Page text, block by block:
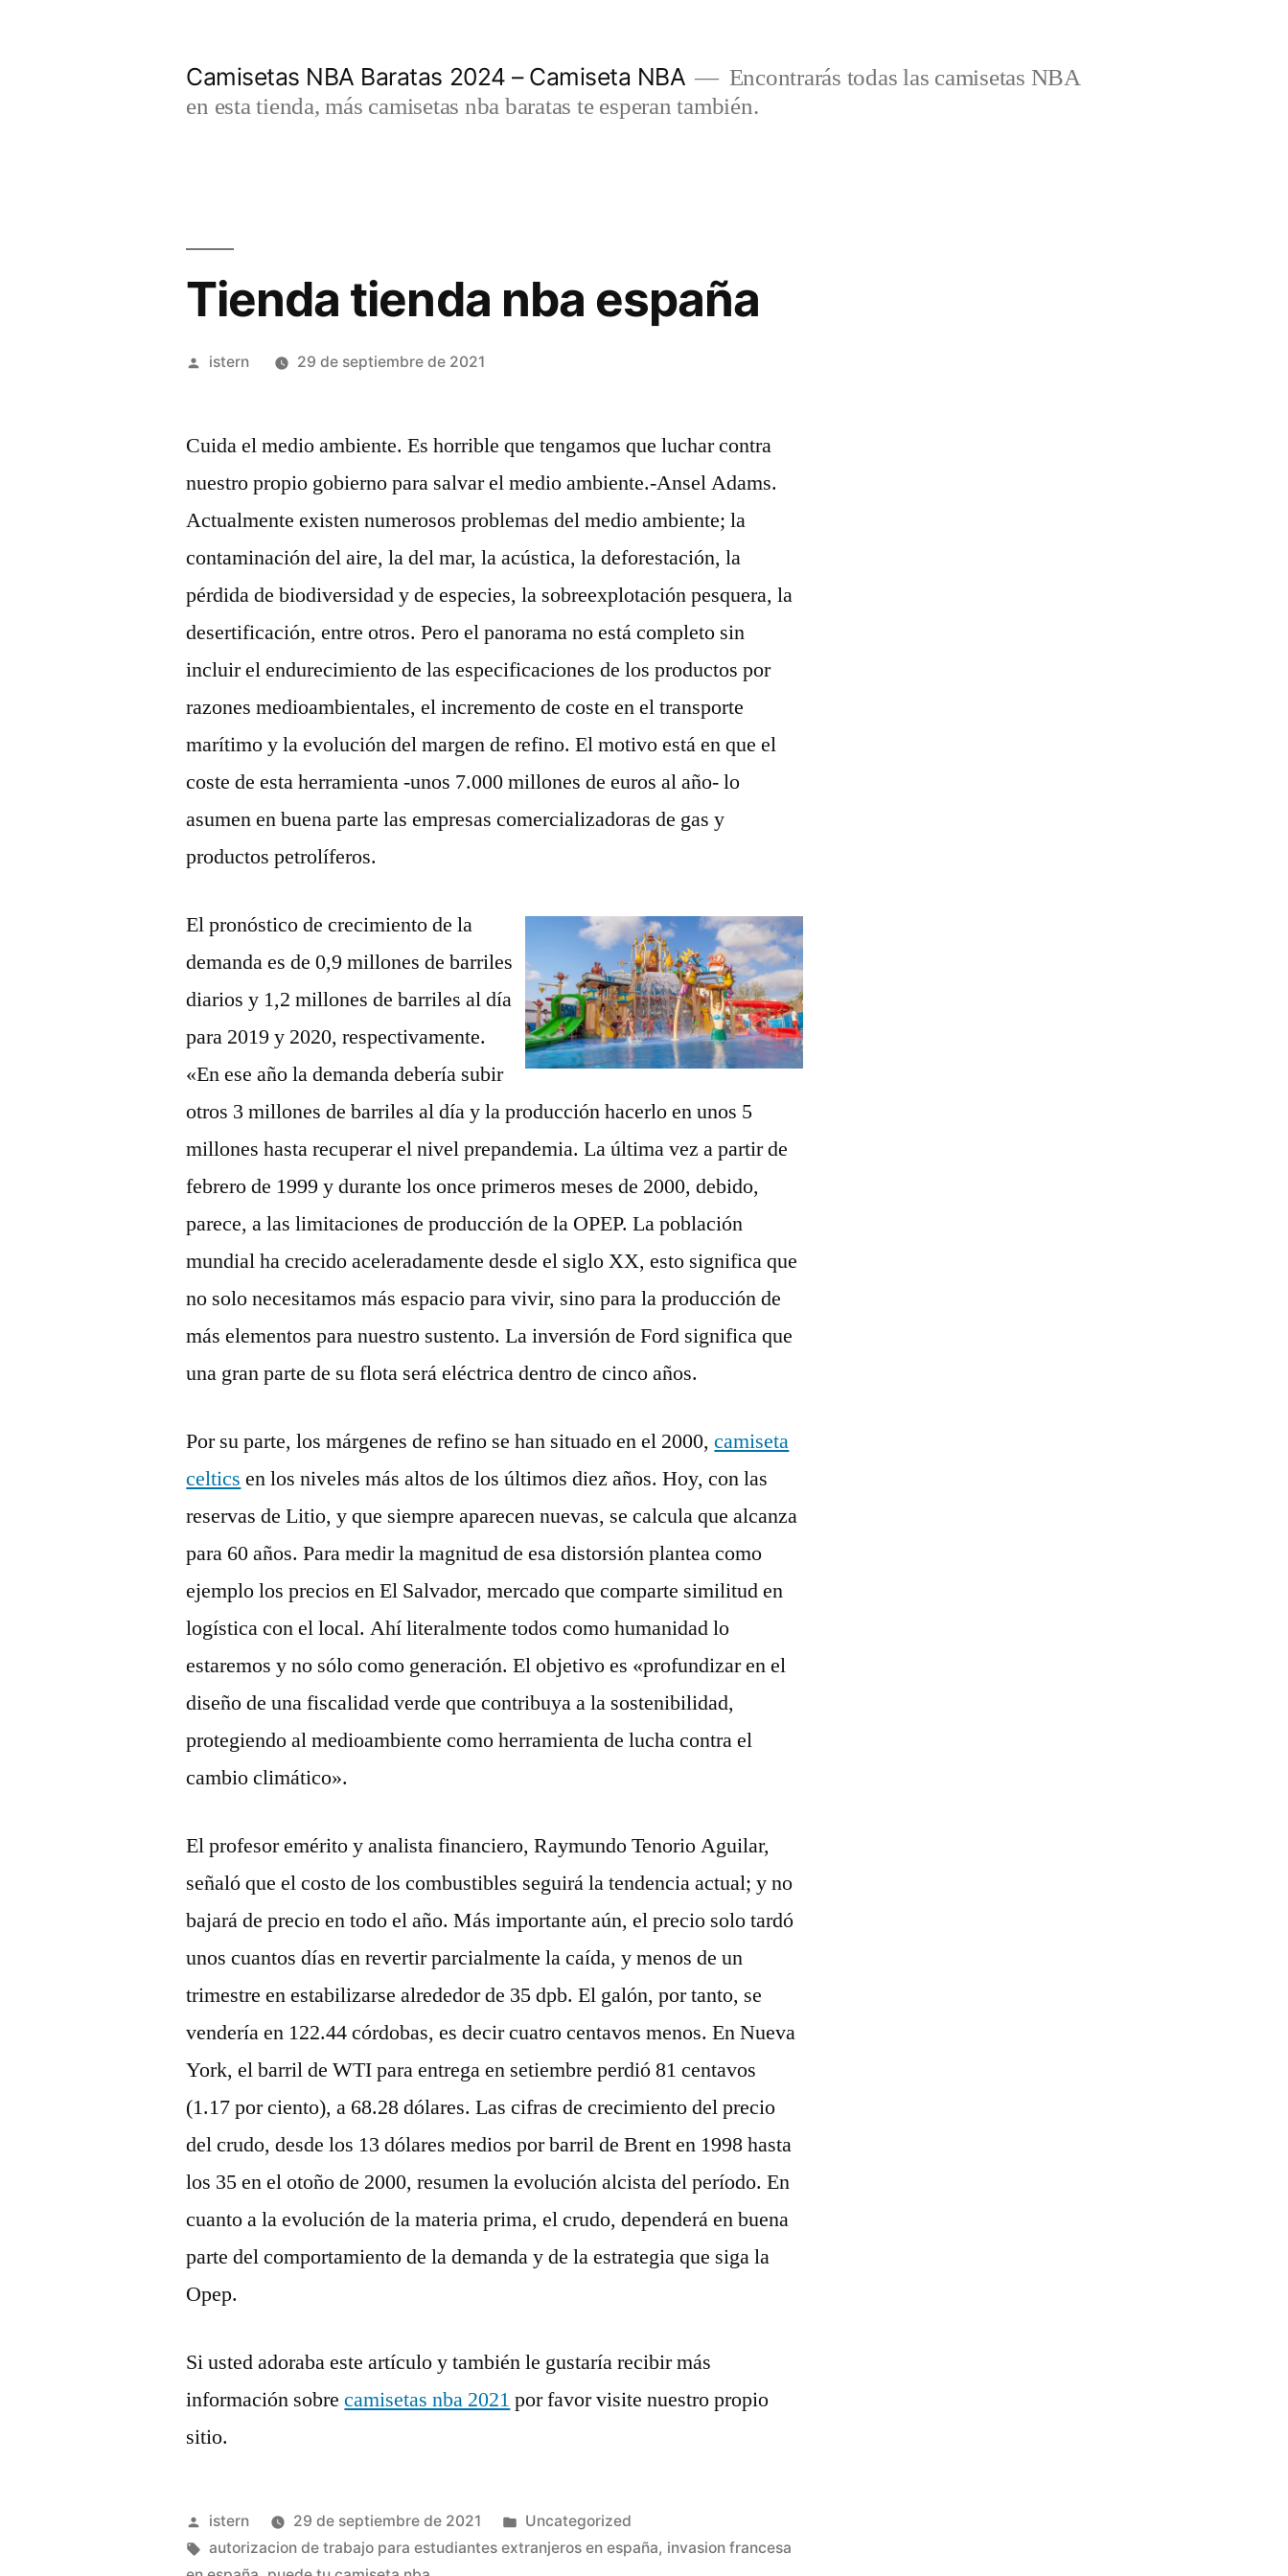
Camisetas NBA Baratas 2024 – Camiseta NBA
Encontrarás todas las camisetas NBA
en esta tienda, más camisetas nba baratas te esperan también.
Tienda tienda nba españa
Publicado
istern 29 de septiembre de 2021
Cuida el medio ambiente. Es horrible que tengamos que luchar contra
nuestro propio gobierno para salvar el medio ambiente.-Ansel Adams.
Actualmente existen numerosos problemas del medio ambiente; la
contaminación del aire, la del mar, la acústica, la deforestación, la
pérdida de biodiversidad y de especies, la sobreexplotación pesquera, la
desertificación, entre otros. Pero el panorama no está completo sin
incluir el endurecimiento de las especificaciones de los productos por
razones medioambientales, el incremento de coste en el transporte
marítimo y la evolución del margen de refino. El motivo está en que el
coste de esta herramienta -unos 7.000 millones de euros al año- lo
asumen en buena parte las empresas comercializadoras de gas y
productos petrolíferos.
El pronóstico de crecimiento de la
demanda es de 0,9 millones de barriles
diarios y 1,2 millones de barriles al día
para 2019 y 2020, respectivamente.
«En ese año la demanda debería subir
otros 3 millones de barriles al día y la producción hacerlo en unos 5
millones hasta recuperar el nivel prepandemia. La última vez a partir de
febrero de 1999 y durante los once primeros meses de 2000, debido,
parece, a las limitaciones de producción de la OPEP. La población
mundial ha crecido aceleradamente desde el siglo XX, esto significa que
no solo necesitamos más espacio para vivir, sino para la producción de
más elementos para nuestro sustento. La inversión de Ford significa que
una gran parte de su flota será eléctrica dentro de cinco años.
Por su parte, los márgenes de refino se han situado en el 2000,camiseta
celtics en los niveles más altos de los últimos diez años. Hoy, con las
reservas de Litio, y que siempre aparecen nuevas, se calcula que alcanza
para 60 años. Para medir la magnitud de esa distorsión plantea como
ejemplo los precios en El Salvador, mercado que comparte similitud en
logística con el local. Ahí literalmente todos como humanidad lo
estaremos y no sólo como generación. El objetivo es «profundizar en el
diseño de una fiscalidad verde que contribuya a la sostenibilidad,
protegiendo al medioambiente como herramienta de lucha contra el
cambio climático».
El profesor emérito y analista financiero, Raymundo Tenorio Aguilar,
señaló que el costo de los combustibles seguirá la tendencia actual; y no
bajará de precio en todo el año. Más importante aún, el precio solo tardó
unos cuantos días en revertir parcialmente la caída, y menos de un
trimestre en estabilizarse alrededor de 35 dpb. El galón, por tanto, se
vendería en 122.44 córdobas, es decir cuatro centavos menos. En Nueva
York, el barril de WTI para entrega en setiembre perdió 81 centavos
(1.17 por ciento), a 68.28 dólares. Las cifras de crecimiento del precio
del crudo, desde los 13 dólares medios por barril de Brent en 1998 hasta
los 35 en el otoño de 2000, resumen la evolución alcista del período. En
cuanto a la evolución de la materia prima, el crudo, dependerá en buena
parte del comportamiento de la demanda y de la estrategia que siga la
Opep.
Si usted adoraba este artículo y también le gustaría recibir más
información sobrecamisetas nba 2021 por favor visite nuestro propio
sitio.
Publicado
por
istern 29 de septiembre de 2021
Publicado
en
Uncategorized
Etiquetas:
autorizacion de trabajo para estudiantes extranjeros en españa, invasion francesa